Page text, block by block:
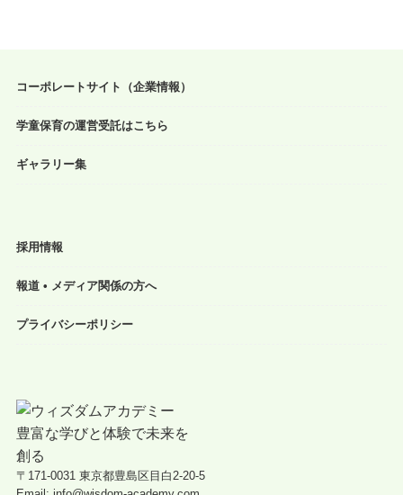
コーポレートサイト（企業情報）
学童保育の運営受託はこちら
ギャラリー集
採用情報
報道 • メディア関係の方へ
プライバシーポリシー
〒171-0031 東京都豊島区目白2-20-5